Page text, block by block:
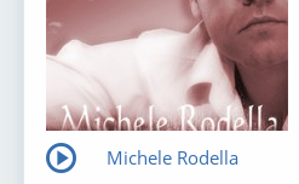
Michele Rodella